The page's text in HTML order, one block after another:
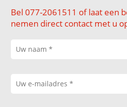
Bel 077-2061511 of laat een
nemen direct contact met u